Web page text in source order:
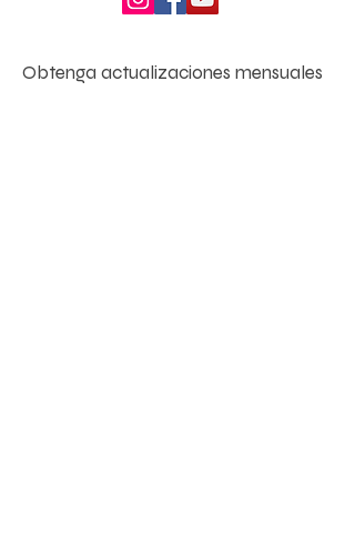
Obtenga actualizaciones mensuales